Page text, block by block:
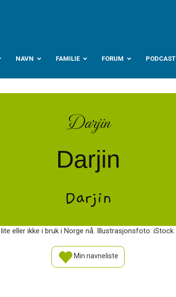
NAVN FAMILIE FORUM PODCAST
Darjin
Darjin
Darjin
eller ikke i bruk i Norge nå. Illustrasjonsfoto: iStock
Min navneliste